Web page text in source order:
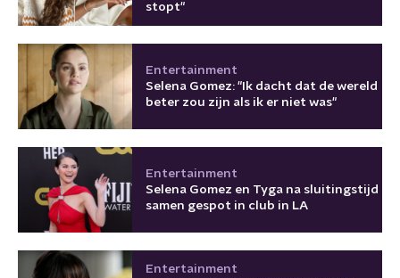
stopt"
Entertainment
Selena Gomez: "Ik dacht dat de wereld
beter zou zijn als ik er niet was"
Entertainment
Selena Gomez en Tyga na sluitingstijd
samen gespot in club in LA
Entertainment